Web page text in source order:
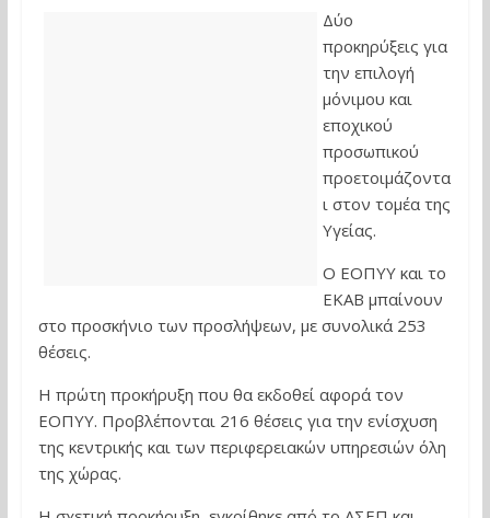
Δύο
προκηρύξεις για
την επιλογή
μόνιμου και
εποχικού
προσωπικού
προετοιμάζοντα
ι στον τομέα της
Υγείας.
Ο ΕΟΠΥΥ και το
ΕΚΑΒ μπαίνουν
στο προσκήνιο των προσλήψεων, με συνολικά 253
θέσεις.
Η πρώτη προκήρυξη που θα εκδοθεί αφορά τον
ΕΟΠΥΥ. Προβλέπονται 216 θέσεις για την ενίσχυση
της κεντρικής και των περιφερειακών υπηρεσιών όλη
της χώρας.